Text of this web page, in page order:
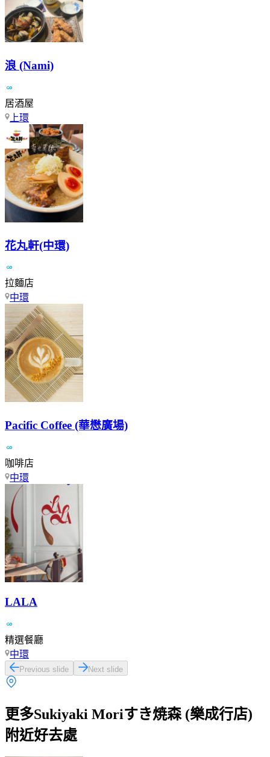
浪 (Nami)
居酒屋
上環
花丸軒(中環)
拉麵店
中環
Pacific Coffee (華懋廣場)
咖啡店
中環
LALA
精選餐廳
中環
Previous slide Next slide
更多Sukiyaki Moriすき焼森 (樂成行店)
附近好去處